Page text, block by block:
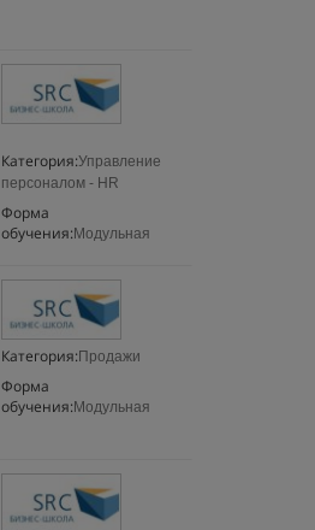
Категория:Управление
персоналом - HR
Форма
обучения: Модульная
Категория: Продажи
Форма
обучения: Модульная